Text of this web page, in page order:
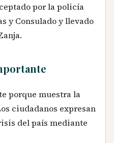
por la policía
y Consulado y llevado
porque muestra la
ciudadanos expresan
del país mediante